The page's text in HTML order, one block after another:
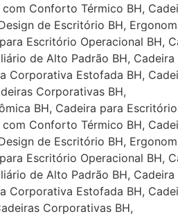
Conforto Térmico BH,
de Escritório BH,
Escritório Operacional BH,
de Alto Padrão BH, Cadeira
Corporativa Estofada BH,
Corporativas BH,